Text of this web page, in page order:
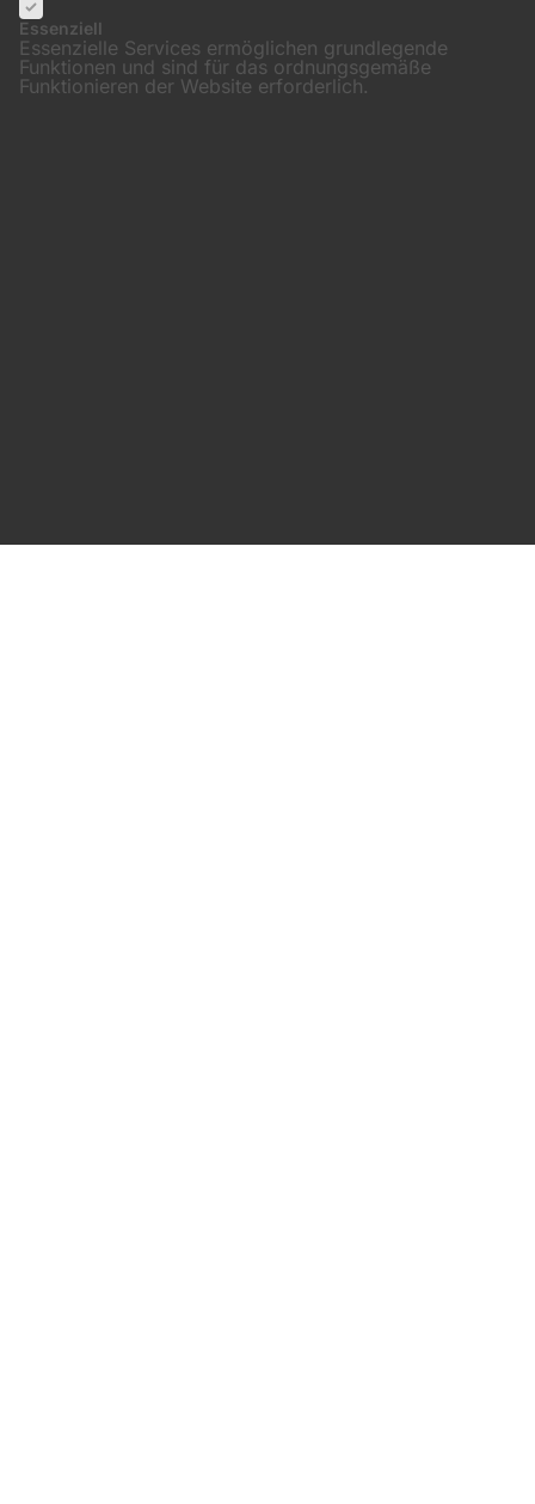
Essenziell
Essenzielle Services ermöglichen grundlegende
Funktionen und sind für das ordnungsgemäße
Funktionieren der Website erforderlich.